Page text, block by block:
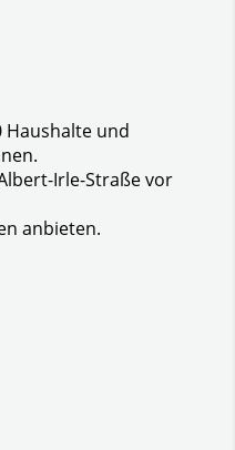
Haushalte und
Irle-Straße vor
anbieten.